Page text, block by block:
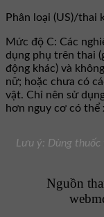
Phân loại (US)/thai
Mức độ C: Các
dụng phụ trên thai
động khác) và
nữ; hoặc chưa có
vật. Chỉ nên sử
hơn nguy cơ có thể
Lưu ý: Dùng thuốc
Nguồn